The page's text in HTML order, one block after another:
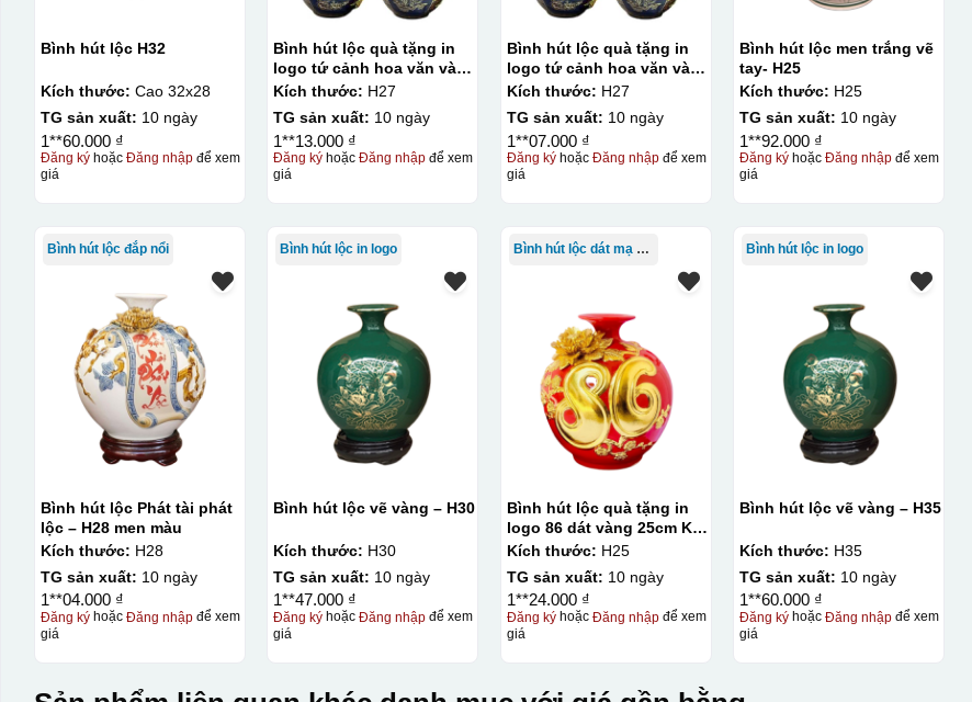
Bình hút lộc H32
Kích thước: Cao 32x28
TG sản xuất: 10 ngày
1**60.000 ₫
Đăng kýhoặc Đăng nhậpđể xem
giá
Bình hút lộc quà tặng in
logo tứ cảnh hoa văn vàng
kim 30cm KQ-BHL10
Kích thước: H27
TG sản xuất: 10 ngày
1**13.000 ₫
Đăng ký hoặcĐăng nhập để xem
giá
Bình hút lộc quà tặng in
logo tứ cảnh hoa văn vàng
kim 27cm KQ-BHL09
Kích thước: H27
TG sản xuất: 10 ngày
1**07.000 ₫
Đăng kýhoặc Đăng nhậpđể xem
giá
Bình hút lộc men trắng vẽ
tay- H25
Kích thước: H25
TG sản xuất: 10 ngày
1**92.000 ₫
Đăng ký hoặcĐăng nhập để xem
giá
Bình hút lộc đắp nổi
Bình hút lộc Phát tài phát
lộc – H28 men màu
Kích thước: H28
TG sản xuất: 10 ngày
1**04.000 ₫
Đăng kýhoặc Đăng nhậpđể xem
giá
Bình hút lộc in logo
Bình hút lộc vẽ vàng – H30
Kích thước: H30
TG sản xuất: 10 ngày
1**47.000 ₫
Đăng ký hoặcĐăng nhập để xem
giá
Bình hút lộc dát mạ vàng
Bình hút lộc quà tặng in
logo 86 dát vàng 25cm KQ-
BHL15
Kích thước: H25
TG sản xuất: 10 ngày
1**24.000 ₫
Đăng kýhoặc Đăng nhậpđể xem
giá
Bình hút lộc in logo
Bình hút lộc vẽ vàng – H35
Kích thước: H35
TG sản xuất: 10 ngày
1**60.000 ₫
Đăng ký hoặcĐăng nhập để xem
giá